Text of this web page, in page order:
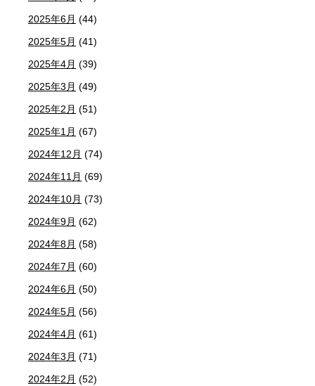
2025年6月 (44)
2025年5月 (41)
2025年4月 (39)
2025年3月 (49)
2025年2月 (51)
2025年1月 (67)
2024年12月 (74)
2024年11月 (69)
2024年10月 (73)
2024年9月 (62)
2024年8月 (58)
2024年7月 (60)
2024年6月 (50)
2024年5月 (56)
2024年4月 (61)
2024年3月 (71)
2024年2月 (52)